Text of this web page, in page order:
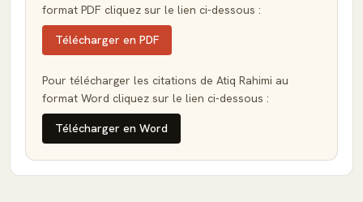
format PDF cliquez sur le lien ci-dessous :
Télécharger en PDF
Pour télécharger les citations de Atiq Rahimi au
format Word cliquez sur le lien ci-dessous :
Télécharger en Word